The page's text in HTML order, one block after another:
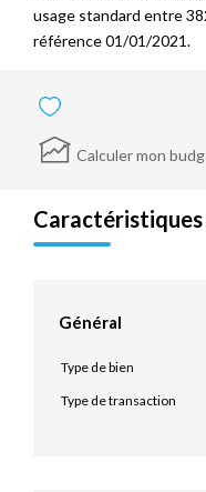
usage standard entre
référence 01/01/2021.
Calculer mon
Général
Type de bien
Type de transaction